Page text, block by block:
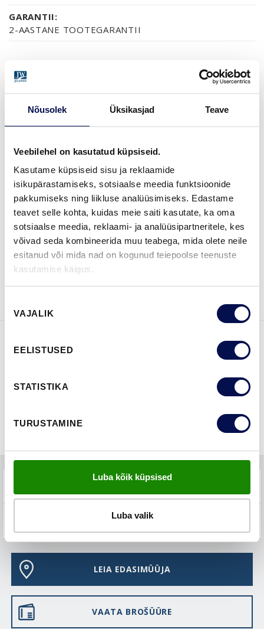
Nõusolek Üksikasjad Teave
Veebilehel on kasutatud küpsiseid.
Kasutame küpsiseid sisu ja reklaamide
isikupärastamiseks, sotsiaalse meedia funktsioonide
pakkumiseks ning liikluse analüüsimiseks. Edastame
teavet selle kohta, kuidas meie saiti kasutate, ka oma
sotsiaalse meedia, reklaami- ja analüüsipartneritele, kes
võivad seda kombineerida muu teabega, mida olete neile
esitanud või mida nad on kogunud teiepoolse teenuste
kasutamise käigus.
valik
VAJALIK
EELISTUSED
STATISTIKA
TURUSTAMINE
Luba kõik küpsised
Luba valik
GARANTII:
2-AASTANE TOOTEGARANTII
VIIMISTLUS (1)
MÕÕDUD
LEIA EDASIMÜÜJA
VAATA
BROŠÜÜRE
ühendust
TEHNILINE KIRJELDUS
LEIA EDASIMÜÜJA
VAATA BROŠÜÜRE